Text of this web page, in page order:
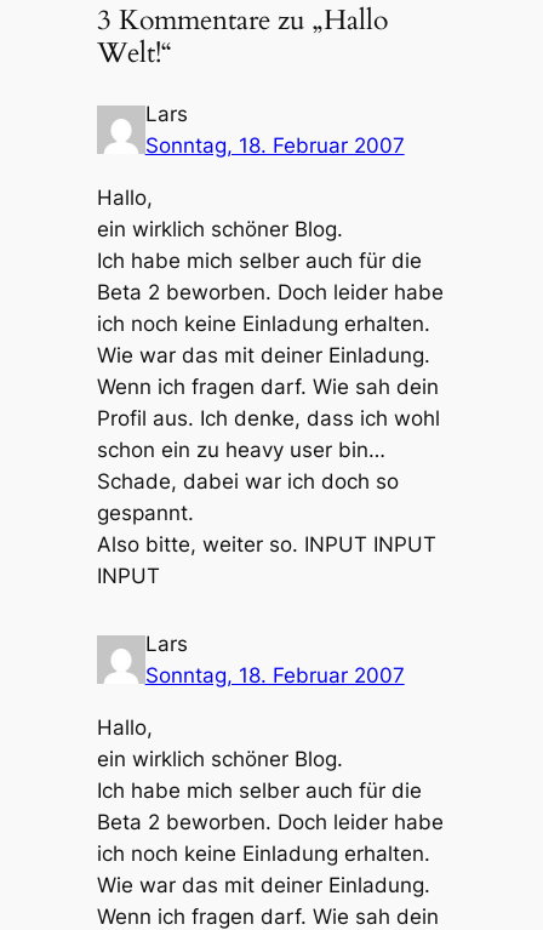
3 Kommentare zu „Hallo
Welt!“
Lars
Sonntag, 18. Februar 2007
Hallo,
ein wirklich schöner Blog.
Ich habe mich selber auch für die
Beta 2 beworben. Doch leider habe
ich noch keine Einladung erhalten.
Wie war das mit deiner Einladung.
Wenn ich fragen darf. Wie sah dein
Profil aus. Ich denke, dass ich wohl
schon ein zu heavy user bin…
Schade, dabei war ich doch so
gespannt.
Also bitte, weiter so. INPUT INPUT
INPUT
Lars
Sonntag, 18. Februar 2007
Hallo,
ein wirklich schöner Blog.
Ich habe mich selber auch für die
Beta 2 beworben. Doch leider habe
ich noch keine Einladung erhalten.
Wie war das mit deiner Einladung.
Wenn ich fragen darf. Wie sah dein